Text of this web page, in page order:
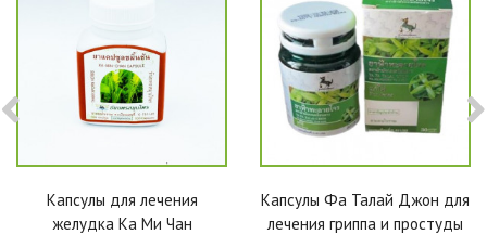
Капсулы для лечения
желудка Ка Ми Чан
Капсулы Фа Талай Джон для
лечения гриппа и простуды